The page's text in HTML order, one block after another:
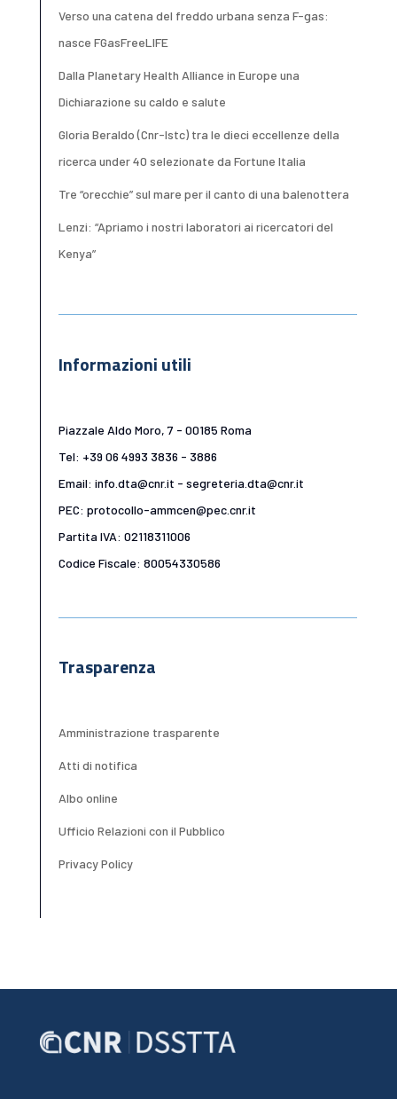
Verso una catena del freddo urbana senza F-gas:
nasce FGasFreeLIFE
Dalla Planetary Health Alliance in Europe una
Dichiarazione su caldo e salute
Gloria Beraldo (Cnr-Istc) tra le dieci eccellenze della
ricerca under 40 selezionate da Fortune Italia
Tre “orecchie” sul mare per il canto di una balenottera
Lenzi: “Apriamo i nostri laboratori ai ricercatori del
Kenya”
Informazioni utili
Piazzale Aldo Moro, 7 - 00185 Roma
Tel: +39 06 4993 3836 - 3886
Email: info.dta@cnr.it - segreteria.dta@cnr.it
PEC: protocollo-ammcen@pec.cnr.it
Partita IVA: 02118311006
Codice Fiscale: 80054330586
Trasparenza
Amministrazione trasparente
Atti di notifica
Albo online
Ufficio Relazioni con il Pubblico
Privacy Policy